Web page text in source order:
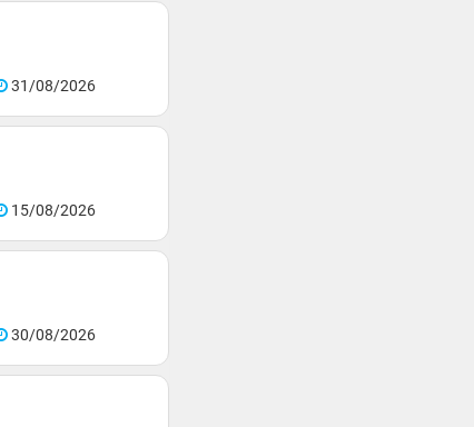
31/08/2026
15/08/2026
30/08/2026